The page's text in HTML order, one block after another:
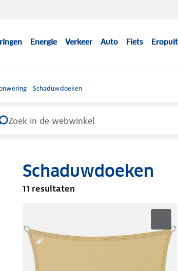
Energie Verkeer Auto Fiets Eropuit
Schaduwdoeken
Schaduwdoeken
11 resultaten